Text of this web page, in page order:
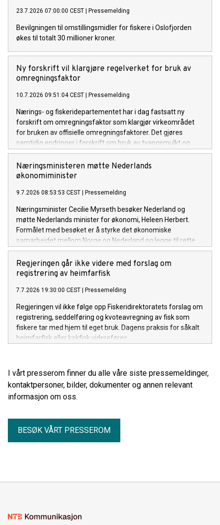
23.7.2026 07:00:00 CEST | Pressemelding
Bevilgningen til omstillingsmidler for fiskere i Oslofjorden
økes til totalt 30 millioner kroner.
Ny forskrift vil klargjøre regelverket for bruk av
omregningsfaktor
10.7.2026 09:51:04 CEST | Pressemelding
Nærings- og fiskeridepartementet har i dag fastsatt ny
forskrift om omregningsfaktor som klargjør virkeområdet
for bruken av offisielle omregningsfaktorer. Det gjøres
samtidig endringer i forskrift om bruk av tvangsmulkt og
overtredelsesgebyr ved brudd på havressurslova og
deltakerloven, i tråd med sanksjonsreglene i den nye
forskriften.
Næringsministeren møtte Nederlands
økonomiminister
9.7.2026 08:53:53 CEST | Pressemelding
Næringsminister Cecilie Myrseth besøker Nederland og
møtte Nederlands minister for økonomi, Heleen Herbert.
Formålet med besøket er å styrke det økonomiske
samarbeidet mellom Norge og Nederland og legge til rette
for økt handel, investeringer og næringslivssamarbeid.
Regjeringen går ikke videre med forslag om
registrering av heimfarfisk
7.7.2026 19:30:00 CEST | Pressemelding
Regjeringen vil ikke følge opp Fiskeridirektoratets forslag om
registrering, seddelføring og kvoteavregning av fisk som
fiskere tar med hjem til eget bruk. Dagens praksis for såkalt
heimfarfisk eller kokfisk videreføres.
I vårt presserom finner du alle våre siste pressemeldinger,
kontaktpersoner, bilder, dokumenter og annen relevant
informasjon om oss.
BESØK VÅRT PRESSEROM